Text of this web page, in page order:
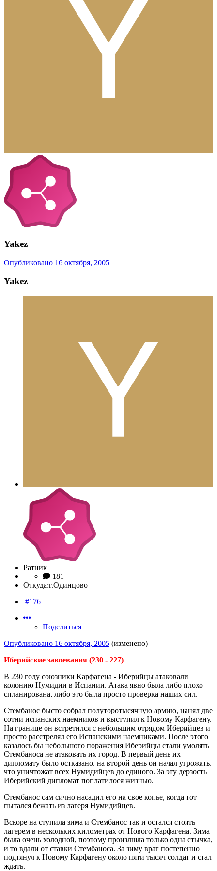
Yakez
Опубликовано 16 октября, 2005
Yakez
Ратник
181
Откуда:г.Одинцово
#176
Поделиться
Опубликовано 16 октября, 2005 (изменено)
Иберийские завоевания (230 - 227)
В 230 году союзники Карфагена - Иберийцы атаковали
колонию Нумидии в Испании. Атака явно была либо плохо
спланирована, либо это была просто проверка наших сил.
Стембанос бысто собрал полуторотысячную армию, нанял две
сотни испанских наемников и выступил к Новому Карфагену.
На границе он встретился с небольшим отрядом Иберийцев и
просто расстрелял его Испанскими наемниками. После этого
казалось бы небольшого поражения Иберийцы стали умолять
Стембаноса не атаковать их город. В первый день их
дипломату было остказано, на второй день он начал угрожать,
что уничтожат всех Нумидийцев до единого. За эту дерзость
Иберийский дипломат поплатилося жизнью.
Стембанос сам сично насадил его на свое копье, когда тот
пытался бежать из лагеря Нумидийцев.
Вскоре на ступила зима и Стембанос так и остался стоять
лагерем в нескольких километрах от Нового Карфагена. Зима
была очень холодной, поэтому произлшла только одна стычка,
и то вдали от ставки Стембаноса. За зиму враг постепенно
подтянул к Новому Карфагену около пяти тысяч солдат и стал
ждать.